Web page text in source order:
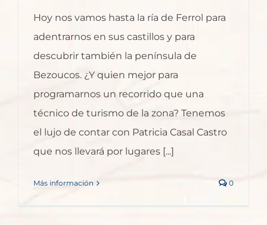
Hoy nos vamos hasta la ría de Ferrol para
adentrarnos en sus castillos y para
descubrir también la península de
Bezoucos. ¿Y quien mejor para
programarnos un recorrido que una
técnico de turismo de la zona? Tenemos
el lujo de contar con Patricia Casal Castro
que nos llevará por lugares [...]
Más información 0